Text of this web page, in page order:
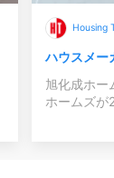
Housing
ハウスメー
旭化成ホー
ホームズが